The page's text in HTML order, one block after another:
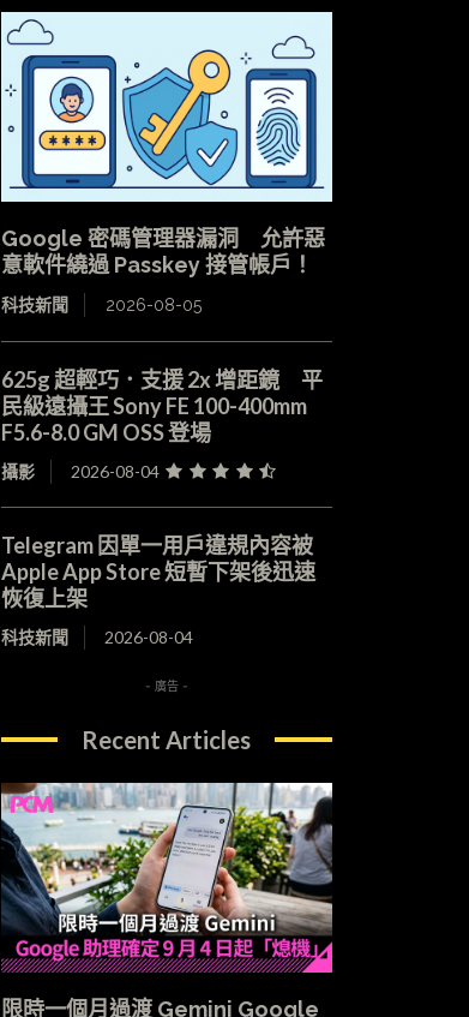
Google 密碼管理器漏洞 允許惡
意軟件繞過 Passkey 接管帳戶！
科技新聞 2026-08-05
625g 超輕巧．支援 2x 增距鏡 平
民級遠攝王 Sony FE 100-400mm
F5.6-8.0 GM OSS 登場
攝影 2026-08-04
Telegram 因單一用戶違規內容被
Apple App Store 短暫下架後迅速
恢復上架
科技新聞 2026-08-04
- 廣告 -
Recent Articles
限時一個月過渡 Gemini Google